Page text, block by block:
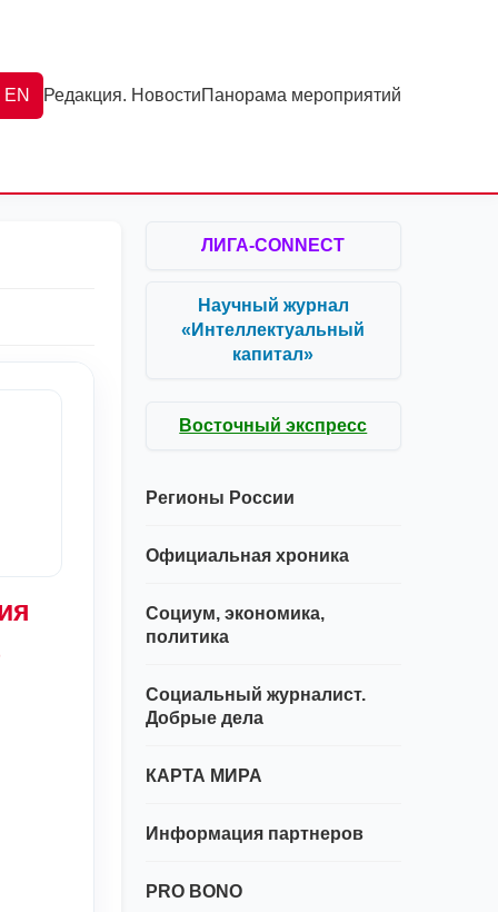
EN Редакция. НовостиПанорама мероприятий
ЛИГА-CONNECT
Научный журнал
«Интеллектуальный
капитал»
Восточный экспресс
Регионы России
Официальная хроника
Социум, экономика,
политика
Социальный журналист.
Добрые дела
КАРТА МИРА
Информация партнеров
PRO BONO